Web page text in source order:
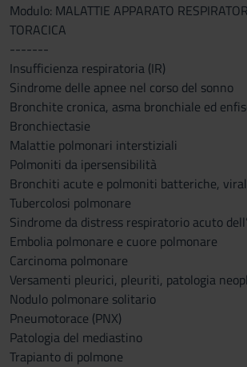
Modulo: MALATTIE APPARATO
TORACICA
-------
Insufficienza respiratoria (IR)
Sindrome delle apnee nel corso del sonno
Bronchite cronica, asma bronchiale ed
Bronchiectasie
Malattie polmonari interstiziali
Polmoniti da ipersensibilità
Bronchiti acute e polmoniti batteriche,
Tubercolosi polmonare
Sindrome da distress respiratorio acuto
Embolia polmonare e cuore polmonare
Carcinoma polmonare
Versamenti pleurici, pleuriti, patologia
Nodulo polmonare solitario
Pneumotorace (PNX)
Patologia del mediastino
Trapianto di polmone